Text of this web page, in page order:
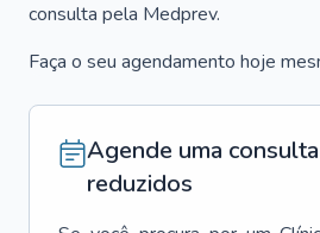
consulta pela Medprev.
Faça o seu agendamento hoje
Agende uma
reduzidos